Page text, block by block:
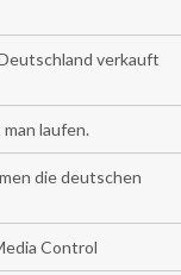
verkauft
laufen.
die deutschen
Control